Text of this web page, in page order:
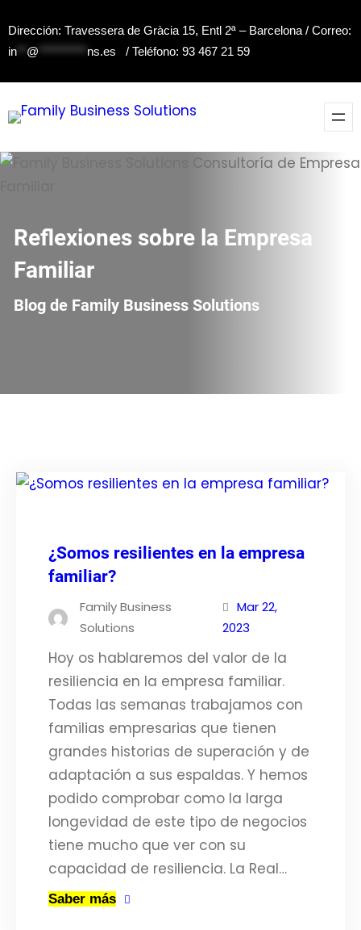
al
contenido
Dirección: Travessera de Gràcia 15, Entl 2ª – Barcelona / Correo:
in
@ ns.es / Teléfono: 93 467 21 59
Reflexiones sobre la Empresa
Familiar
Blog de Family Business Solutions
¿Somos resilientes en la empresa
familiar?
Family Business
Solutions
Mar 22,
2023
Hoy os hablaremos del valor de la
resiliencia en la empresa familiar.
Todas las semanas trabajamos con
familias empresarias que tienen
grandes historias de superación y de
adaptación a sus espaldas. Y hemos
podido comprobar como la larga
longevidad de este tipo de negocios
tiene mucho que ver con su
capacidad de resiliencia. La Real…
Saber más